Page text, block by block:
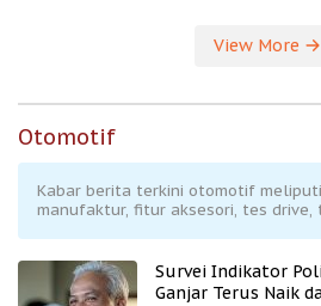
View More
Otomotif
Kabar berita terkini otomotif
manufaktur, fitur aksesori, tes drive,
Survei Indikator
Ganjar Terus Naik